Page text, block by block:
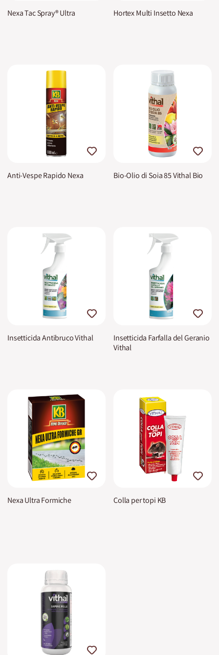
Nexa Tac Spray® Ultra Hortex Multi Insetto Nexa
Anti-Vespe Rapido Nexa Bio-Olio di Soia 85 Vithal Bio
Insetticida Antibruco Vithal
Insetticida Farfalla del Geranio
Vithal
Nexa Ultra Formiche Colla per topi KB